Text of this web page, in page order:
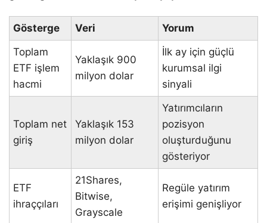
Gösterge Veri
Yorum
Toplam
ETF işlem
hacmi
Yaklaşık 900
milyon dolar
İlk ay için güçlü
kurumsal ilgi
sinyali
Toplam net
giriş
Yaklaşık 153
milyon dolar
Yatırımcıların
pozisyon
oluşturduğunu
gösteriyor
ETF
ihraççıları
21Shares,
Bitwise,
Grayscale
Regüle yatırım
erişimi genişliyor